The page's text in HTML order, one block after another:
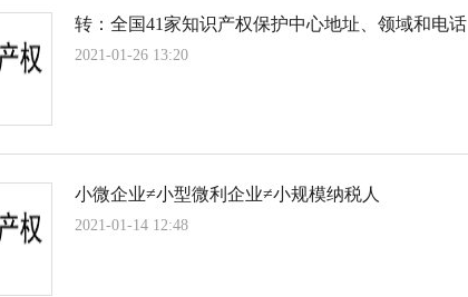
转：全国41家知识产权保护中心地址、领域和电话
2021-01-26 13:20
小微企业≠小型微利企业≠小规模纳税人
2021-01-14 12:48